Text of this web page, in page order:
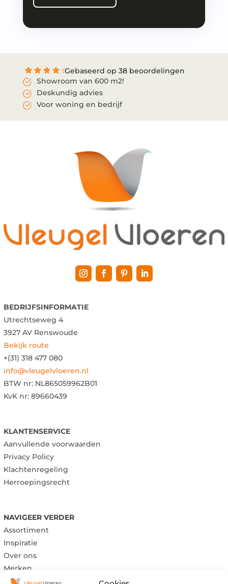
Gebaseerd op 38 beoordelingen
Showroom van 600 m2!
Deskundig advies
Voor woning en bedrijf
BEDRIJFSINFORMATIE
Utrechtseweg 4
3927 AV Renswoude
Bekijk route
+(31) 318 477 080
info@vleugelvloeren.nl
BTW nr: NL865059962B01
KvK nr: 89660439
KLANTENSERVICE
Aanvullende voorwaarden
Privacy Policy
Klachtenregeling
Herroepingsrecht
NAVIGEER VERDER
Assortiment
Inspiratie
Over ons
Merken